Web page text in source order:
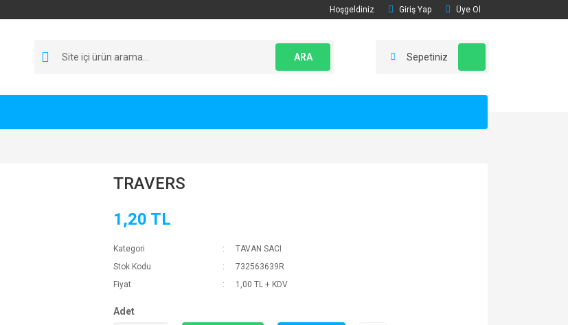
Hoşgeldiniz Giriş Yap Üye Ol
ARA Sepetiniz
TRAVERS
1,20 TL
Kategori
TAVAN SACI
Stok Kodu
732563639R
Fiyat
1,00 TL + KDV
Adet